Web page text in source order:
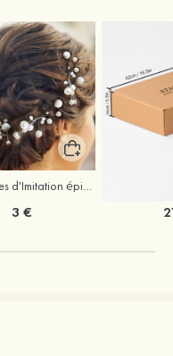
Beau perles d'Imitation épingles à cheveux coiffe
3 €